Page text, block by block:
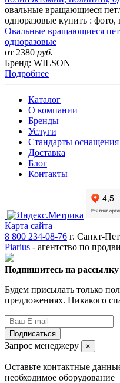
овальные вращающиеся
одноразовые купить : фото,
Овальные вращающиеся
одноразовые
от 2380 руб.
Бренд: WILSON
Подробнее
Каталог
О компании
Бренды
Услуги
Стандарты оснащения
Доставка
Блог
Контакты
Карта сайта
8 800 234-08-76 г. Санкт-
Piarius - агентство по
Подпишитесь на рассылку
Будем присылать только
предложениях. Никакого
Подписаться
Запрос менеджеру ×
Оставьте контактные
необходимое оборудование